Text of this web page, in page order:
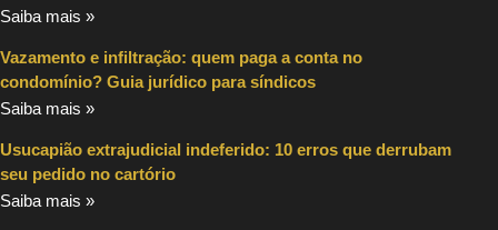
Saiba mais »
Vazamento e infiltração: quem paga a conta no
condomínio? Guia jurídico para síndicos
Saiba mais »
Usucapião extrajudicial indeferido: 10 erros que derrubam
seu pedido no cartório
Saiba mais »